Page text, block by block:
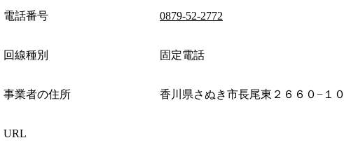
電話番号 0879-52-2772
回線種別 固定電話
事業者の住所 香川県さぬき市長尾東２６６０−１０
URL